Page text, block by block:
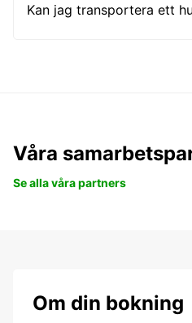
Kan jag transportera ett
Våra
Se alla våra partners
Om din bokning